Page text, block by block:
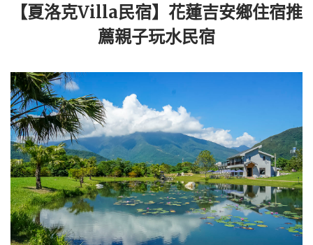
【夏洛克Villa民宿】花蓮吉安鄉住宿推
薦親子玩水民宿